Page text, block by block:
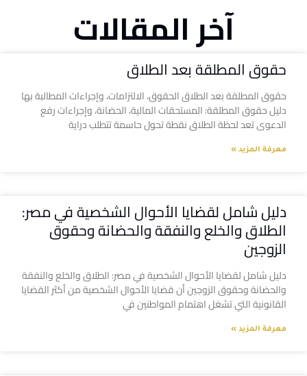
آخر المقالات
حقوق المطلقة بعد الطلاق
حقوق المطلقة بعد الطلاق الحقوق، الالتزامات، وإجراءات المطالبة بها
دليل حقوق المطلقة: المستحقات المالية، الحضانة، وإجراءات رفع
الدعوى تعد لحظة الطلاق نقطة تحول حاسمة تتطلب دراية
معرفة المزيد »
دليل شامل لقضايا الأحوال الشخصية في مصر:
الطلاق والخلع والنفقة والحضانة وحقوق
الزوجين
دليل شامل لقضايا الأحوال الشخصية في مصر: الطلاق والخلع والنفقة
والحضانة وحقوق الزوجين أن قضايا الأحوال الشخصية من أكثر القضايا
القانونية التي تشغل اهتمام المواطنين في
معرفة المزيد »